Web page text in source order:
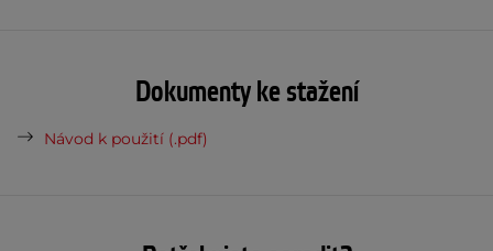
Dokumenty ke stažení
Návod k použití (.pdf)